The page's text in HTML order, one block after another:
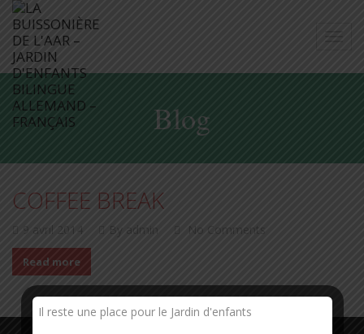
Blog
COFFEE BREAK
9 avril 2014 By admin No Comments
Read more
Il reste une place pour le Jardin d'enfants